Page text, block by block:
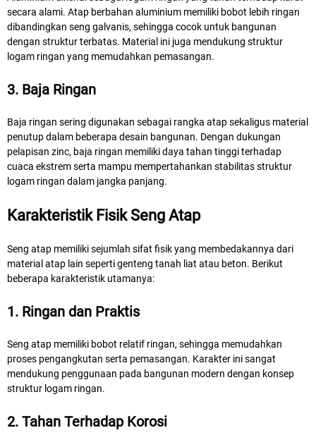
secara alami. Atap berbahan aluminium memiliki bobot lebih ringan
dibandingkan seng galvanis, sehingga cocok untuk bangunan
dengan struktur terbatas. Material ini juga mendukung struktur
logam ringan yang memudahkan pemasangan.
3. Baja Ringan
Baja ringan sering digunakan sebagai rangka atap sekaligus material
penutup dalam beberapa desain bangunan. Dengan dukungan
pelapisan zinc, baja ringan memiliki daya tahan tinggi terhadap
cuaca ekstrem serta mampu mempertahankan stabilitas struktur
logam ringan dalam jangka panjang.
Karakteristik Fisik Seng Atap
Seng atap memiliki sejumlah sifat fisik yang membedakannya dari
material atap lain seperti genteng tanah liat atau beton. Berikut
beberapa karakteristik utamanya:
1. Ringan dan Praktis
Seng atap memiliki bobot relatif ringan, sehingga memudahkan
proses pengangkutan serta pemasangan. Karakter ini sangat
mendukung penggunaan pada bangunan modern dengan konsep
struktur logam ringan.
2. Tahan Terhadap Korosi